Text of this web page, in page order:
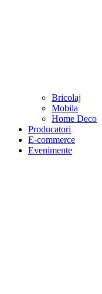
Bricolaj
Mobila
Home Deco
Producatori
E-commerce
Evenimente